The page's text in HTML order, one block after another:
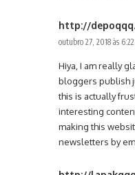
http://
outubro 27, 2018 às
Hiya, I am really
bloggers publish
this is actually
interesting
making this
newsletters by